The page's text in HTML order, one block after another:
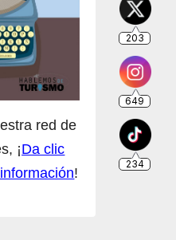
red de
¡Da clic
!